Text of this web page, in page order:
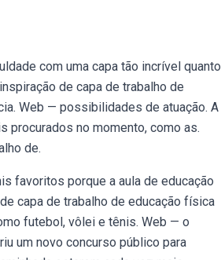
com uma capa tão incrível quanto
de capa de trabalho de
Web — possibilidades de atuação. A
procurados no momento, como as.
de.
favoritos porque a aula de educação
capa de trabalho de educação física
futebol, vôlei e tênis. Web — o
um novo concurso público para